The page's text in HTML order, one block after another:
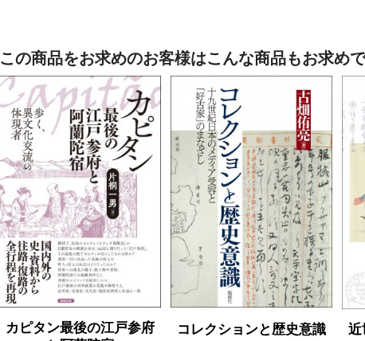
この商品をお求めのお客様はこんな商品もお求めで
カピタン最後の江戸参府
コレクションと歴史意識
近